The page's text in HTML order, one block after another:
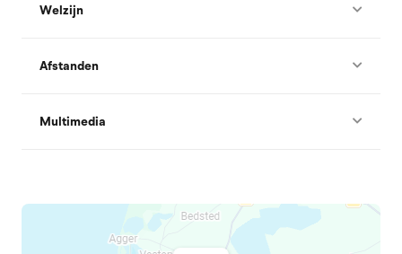
Welzijn
Afstanden
Multimedia